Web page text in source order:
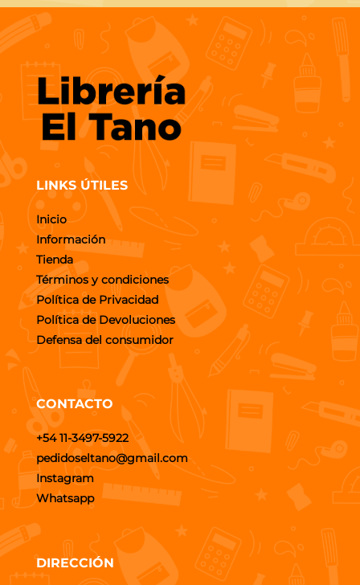
LINKS ÚTILES
Inicio
Información
Tienda
Términos y condiciones
Política de Privacidad
Política de Devoluciones
Defensa del consumidor
CONTACTO
+54 11-3497-5922
pedidoseltano@gmail.com
Instagram
Whatsapp
DIRECCIÓN